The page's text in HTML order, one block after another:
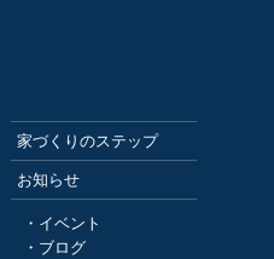
家づくりのステップ
お知らせ
・イベント
・ブログ